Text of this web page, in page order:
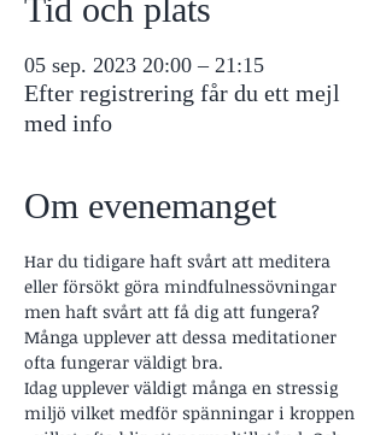
Tid och plats
05 sep. 2023 20:00 – 21:15
Efter registrering får du ett mejl
med info
Om evenemanget
Har du tidigare haft svårt att meditera
eller försökt göra mindfulnessövningar
men haft svårt att få dig att fungera?
Många upplever att dessa meditationer
ofta fungerar väldigt bra.
Idag upplever väldigt många en stressig
miljö vilket medför spänningar i kroppen